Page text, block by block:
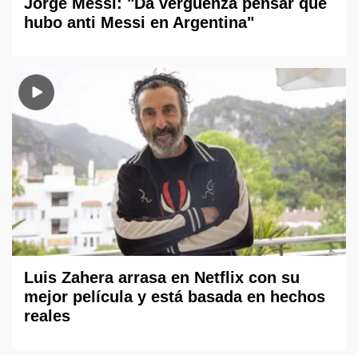
hubo anti Messi en Argentina"
Luis Zahera arrasa en Netflix con su
mejor película y está basada en hechos
reales